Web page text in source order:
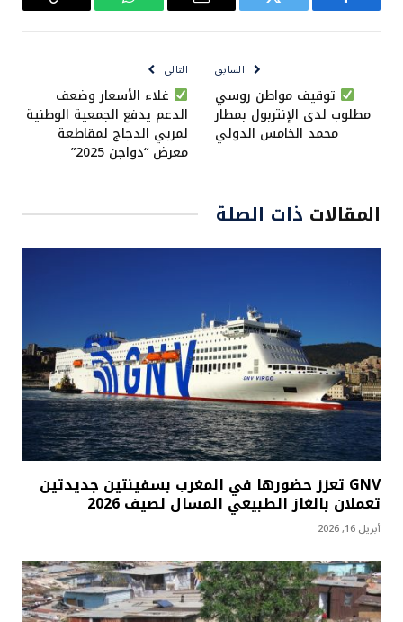
فيسبوك تويتر
البريد
واتساب
Copy
السابق
توقيف مواطن روسي
مطلوب لدى الإنتربول بمطار
محمد الخامس الدولي
التالي
غلاء الأسعار وضعف
الدعم يدفع الجمعية الوطنية
لمربي الدجاج لمقاطعة
معرض “دواجن 2025”
المقالات ذات الصلة
GNV تعزز حضورها في المغرب بسفينتين جديدتين
تعملان بالغاز الطبيعي المسال لصيف 2026
أبريل 16, 2026